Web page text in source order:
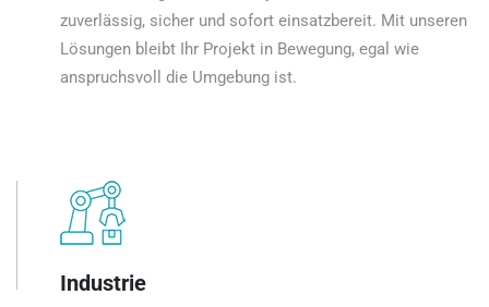
zuverlässig, sicher und sofort einsatzbereit. Mit unseren
Lösungen bleibt Ihr Projekt in Bewegung, egal wie
anspruchsvoll die Umgebung ist.
Industrie